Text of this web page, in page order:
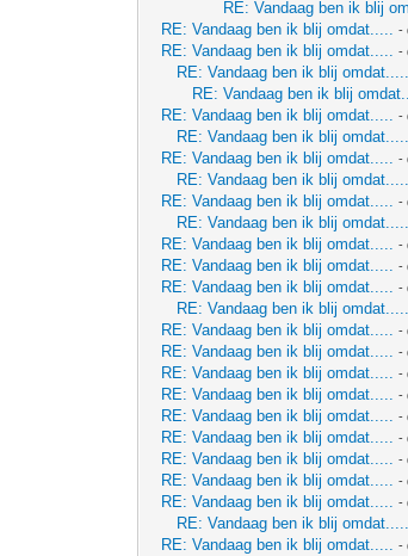
RE: Vandaag ben ik blij
RE: Vandaag ben ik blij omdat..... -
RE: Vandaag ben ik blij omdat..... -
RE: Vandaag ben ik blij omdat.....
RE: Vandaag ben ik blij
RE: Vandaag ben ik blij omdat..... -
RE: Vandaag ben ik blij omdat.....
RE: Vandaag ben ik blij omdat..... -
RE: Vandaag ben ik blij omdat.....
RE: Vandaag ben ik blij omdat..... -
RE: Vandaag ben ik blij omdat.....
RE: Vandaag ben ik blij omdat..... -
RE: Vandaag ben ik blij omdat..... -
RE: Vandaag ben ik blij omdat..... -
RE: Vandaag ben ik blij omdat.....
RE: Vandaag ben ik blij omdat..... -
RE: Vandaag ben ik blij omdat..... -
RE: Vandaag ben ik blij omdat..... -
RE: Vandaag ben ik blij omdat..... -
RE: Vandaag ben ik blij omdat..... -
RE: Vandaag ben ik blij omdat..... -
RE: Vandaag ben ik blij omdat..... -
RE: Vandaag ben ik blij omdat..... -
RE: Vandaag ben ik blij omdat..... -
RE: Vandaag ben ik blij omdat.....
RE: Vandaag ben ik blij omdat..... -